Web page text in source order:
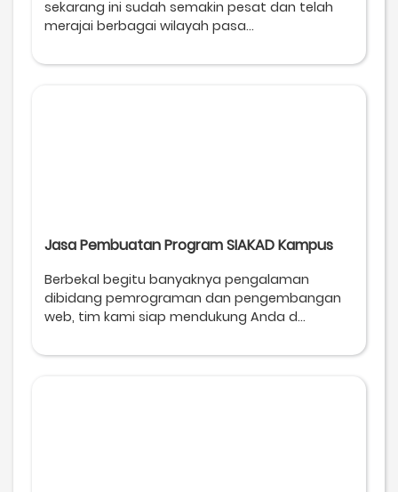
sekarang ini sudah semakin pesat dan telah
merajai berbagai wilayah pasa...
Jasa Pembuatan Program SIAKAD Kampus
Berbekal begitu banyaknya pengalaman
dibidang pemrograman dan pengembangan
web, tim kami siap mendukung Anda d...